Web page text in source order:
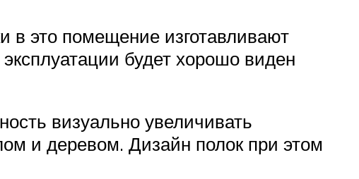
в это помещение изготавливают
будет хорошо виден
визуально увеличивать
и деревом. Дизайн полок при этом